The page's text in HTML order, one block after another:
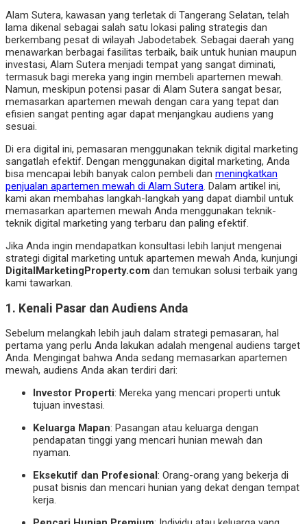
Alam Sutera, kawasan yang terletak di Tangerang Selatan, telah
lama dikenal sebagai salah satu lokasi paling strategis dan
berkembang pesat di wilayah Jabodetabek. Sebagai daerah yang
menawarkan berbagai fasilitas terbaik, baik untuk hunian maupun
investasi, Alam Sutera menjadi tempat yang sangat diminati,
termasuk bagi mereka yang ingin membeli apartemen mewah.
Namun, meskipun potensi pasar di Alam Sutera sangat besar,
memasarkan apartemen mewah dengan cara yang tepat dan
efisien sangat penting agar dapat menjangkau audiens yang
sesuai.
Di era digital ini, pemasaran menggunakan teknik digital marketing
sangatlah efektif. Dengan menggunakan digital marketing, Anda
bisa mencapai lebih banyak calon pembeli dan meningkatkan
penjualan apartemen mewah di Alam Sutera. Dalam artikel ini,
kami akan membahas langkah-langkah yang dapat diambil untuk
memasarkan apartemen mewah Anda menggunakan teknik-
teknik digital marketing yang terbaru dan paling efektif.
Jika Anda ingin mendapatkan konsultasi lebih lanjut mengenai
strategi digital marketing untuk apartemen mewah Anda, kunjungi
DigitalMarketingProperty.com dan temukan solusi terbaik yang
kami tawarkan.
1. Kenali Pasar dan Audiens Anda
Sebelum melangkah lebih jauh dalam strategi pemasaran, hal
pertama yang perlu Anda lakukan adalah mengenal audiens target
Anda. Mengingat bahwa Anda sedang memasarkan apartemen
mewah, audiens Anda akan terdiri dari:
Investor Properti: Mereka yang mencari properti untuk
tujuan investasi.
Keluarga Mapan: Pasangan atau keluarga dengan
pendapatan tinggi yang mencari hunian mewah dan
nyaman.
Eksekutif dan Profesional : Orang-orang yang bekerja di
pusat bisnis dan mencari hunian yang dekat dengan tempat
kerja.